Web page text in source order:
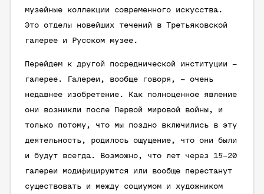
музейные коллекции современного искусства.
Это отделы новейших течений в Третьяковской
галерее и Русском музее.
Перейдем к другой посреднической институции –
галерее. Галереи, вообще говоря, – очень
недавнее изобретение. Как полноценное явление
они возникли после Первой мировой войны, и
только потому, что мы поздно включились в эту
деятельность, родилось ощущение, что они были
и будут всегда. Возможно, что лет через 15–20
галереи модифицируются или вообще перестанут
существовать и между социумом и художником